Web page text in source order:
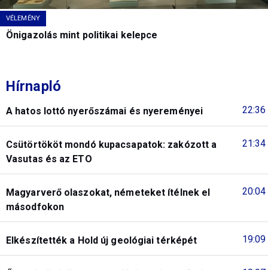
VÉLEMÉNY
Önigazolás mint politikai kelepce
Hírnapló
22:36
A hatos lottó nyerőszámai és nyereményei
21:34
Csütörtököt mondó kupacsapatok: zakózott a
Vasutas és az ETO
20:04
Magyarverő olaszokat, németeket ítélnek el
másodfokon
19:09
Elkészítették a Hold új geológiai térképét